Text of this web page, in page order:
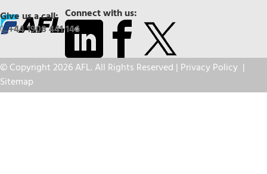
Connect with us:
Give us a call:
+44 1908 441 144
© Copyright 2026 AFL. All Rights Reserved | Privacy Policy |
Sitemap